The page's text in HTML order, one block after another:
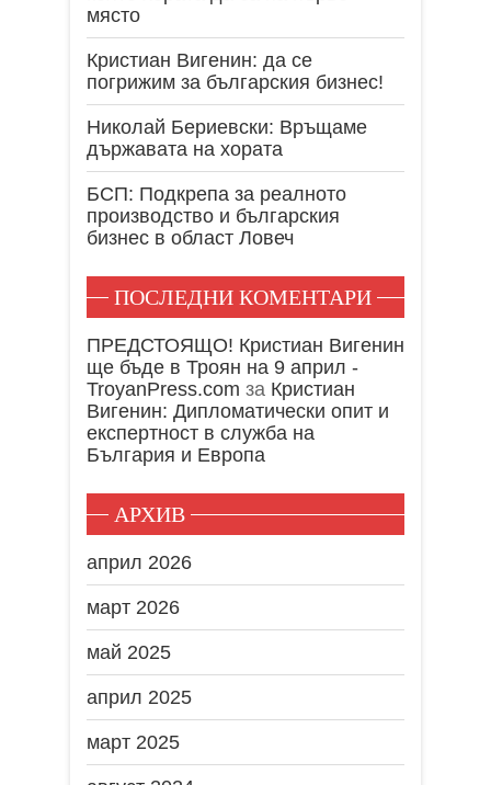
място
Кристиан Вигенин: да се
погрижим за българския бизнес!
Николай Бериевски: Връщаме
държавата на хората
БСП: Подкрепа за реалното
производство и българския
бизнес в област Ловеч
ПОСЛЕДНИ КОМЕНТАРИ
ПРЕДСТОЯЩО! Кристиан Вигенин
ще бъде в Троян на 9 април -
TroyanPress.com за Кристиан
Вигенин: Дипломатически опит и
експертност в служба на
България и Европа
АРХИВ
април 2026
март 2026
май 2025
април 2025
март 2025